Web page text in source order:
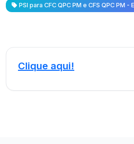
PSI para CFC QPC PM e CFS QPC PM
Clique aqui!